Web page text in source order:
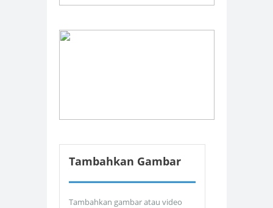
Tambahkan Gambar
Tambahkan gambar atau video